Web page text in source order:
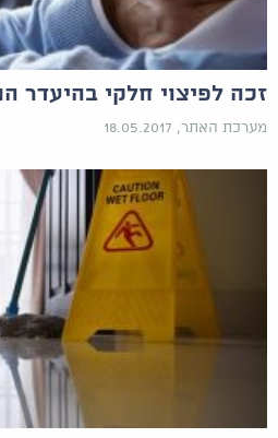
זכה לפיצוי חלקי בהיעדר
מערכת האתר, 18.05.2017